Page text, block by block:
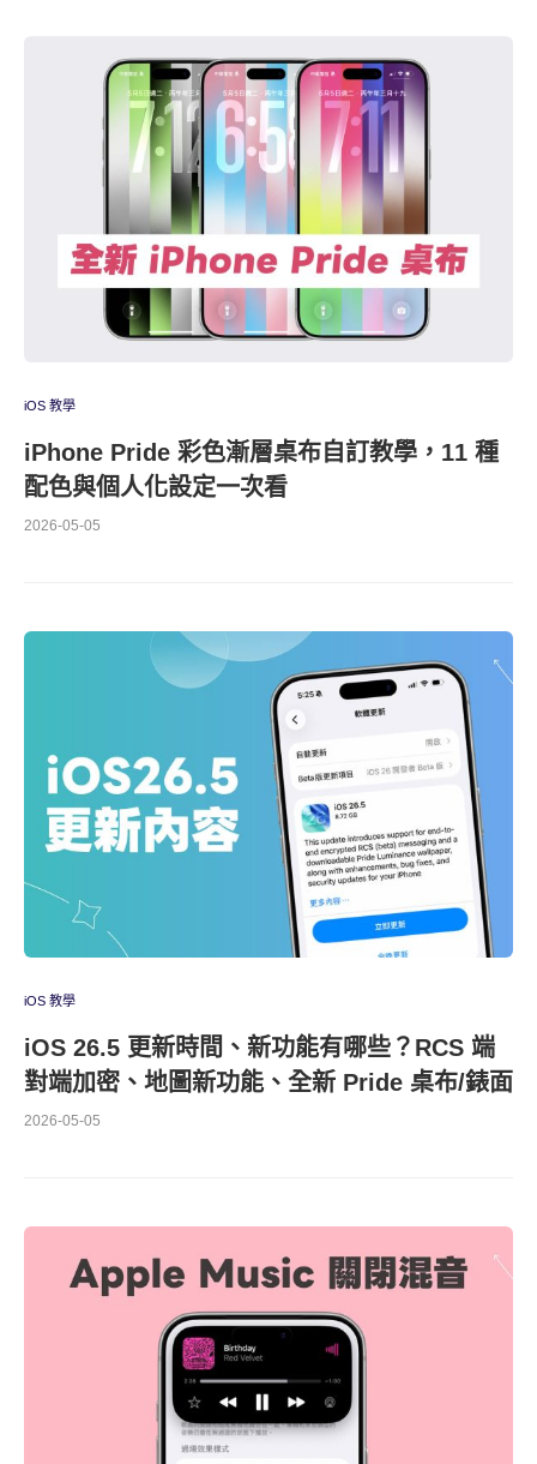
iOS 教學
iPhone Pride 彩色漸層桌布自訂教學，11 種
配色與個人化設定一次看
2026-05-05
iOS 教學
iOS 26.5 更新時間、新功能有哪些？RCS 端
對端加密、地圖新功能、全新 Pride 桌布/錶面
2026-05-05